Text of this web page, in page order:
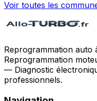
Voir toutes les
Reprogrammation
Reprogrammation
— Diagnostic
professionnels.